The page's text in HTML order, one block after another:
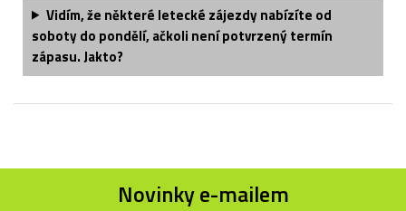
Vidím, že některé letecké zájezdy nabízíte od
soboty do pondělí, ačkoli není potvrzený termín
zápasu. Jakto?
Novinky e-mailem